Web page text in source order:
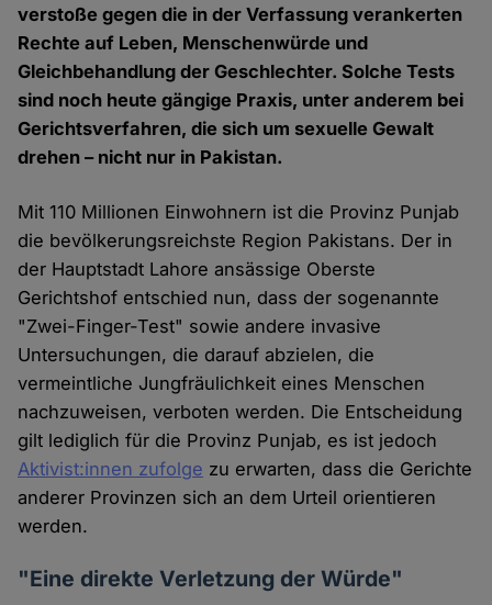
verstoße gegen die in der Verfassung verankerten
Rechte auf Leben, Menschenwürde und
Gleichbehandlung der Geschlechter. Solche Tests
sind noch heute gängige Praxis, unter anderem bei
Gerichtsverfahren, die sich um sexuelle Gewalt
drehen – nicht nur in Pakistan.
Mit 110 Millionen Einwohnern ist die Provinz Punjab
die bevölkerungsreichste Region Pakistans. Der in
der Hauptstadt Lahore ansässige Oberste
Gerichtshof entschied nun, dass der sogenannte
"Zwei-Finger-Test" sowie andere invasive
Untersuchungen, die darauf abzielen, die
vermeintliche Jungfräulichkeit eines Menschen
nachzuweisen, verboten werden. Die Entscheidung
gilt lediglich für die Provinz Punjab, es ist jedoch
Aktivist:innen zufolge zu erwarten, dass die Gerichte
anderer Provinzen sich an dem Urteil orientieren
werden.
"Eine direkte Verletzung der Würde"